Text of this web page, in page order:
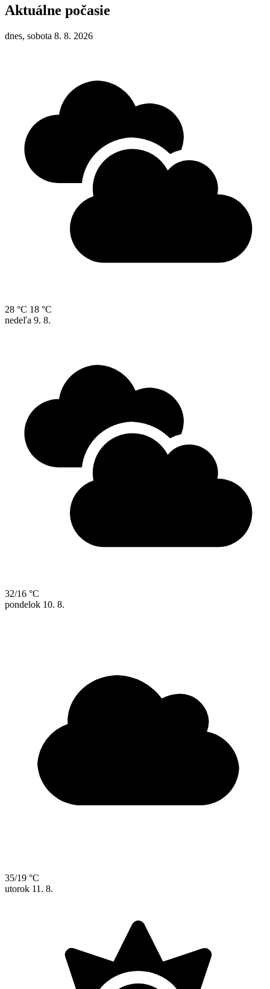
Aktuálne počasie
dnes, sobota 8. 8. 2026
28 °C 18 °C
nedeľa 9. 8.
32/16 °C
pondelok 10. 8.
35/19 °C
utorok 11. 8.